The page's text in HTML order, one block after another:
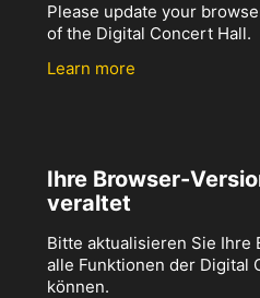
Please update your
of the Digital Concert Hall.
Learn more
Ihre Browser-
veraltet
Bitte aktualisieren Sie Ihre
alle Funktionen der Digital
können.